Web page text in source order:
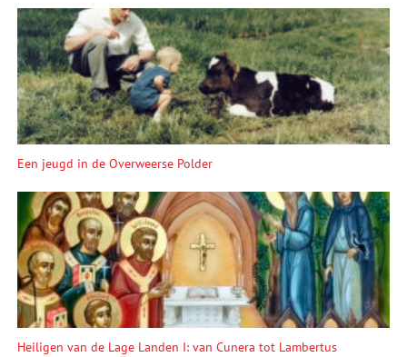
Een jeugd in de Overweerse Polder
Heiligen van de Lage Landen I: van Cunera tot Lambertus